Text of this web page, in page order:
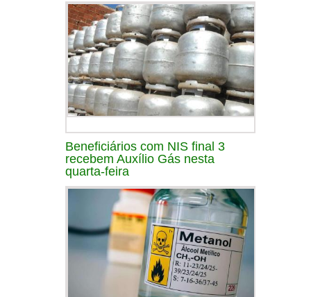
Beneficiários com NIS final 3
recebem Auxílio Gás nesta
quarta-feira